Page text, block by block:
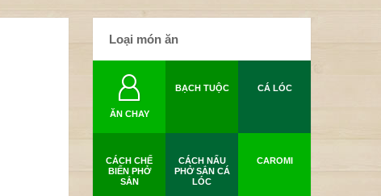
Loại món ăn
ĂN CHAY
BẠCH TUỘC CÁ LÓC
CÁCH CHẾ
BIẾN PHỞ
SẮN
CÁCH NẤU
PHỞ SẮN CÁ
LÓC
CAROMI